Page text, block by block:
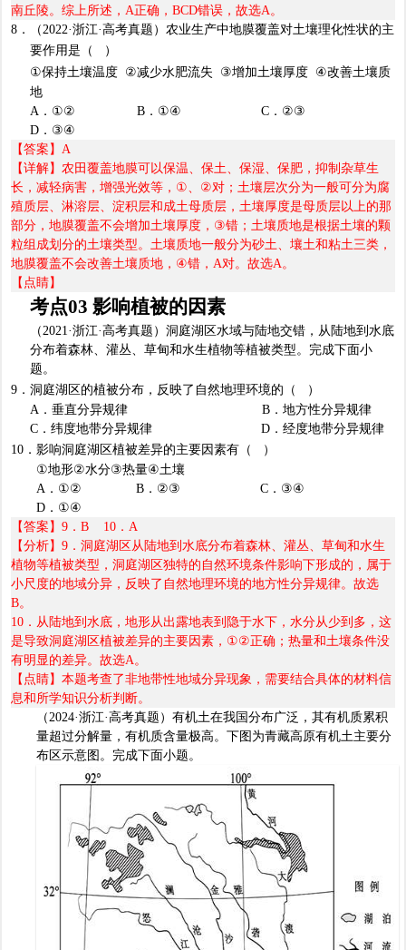
南丘陵。综上所述，A正确，BCD错误，故选A。
8 ．（2022·浙江·高考真题）农业生产中地膜覆盖对土壤理化性状的主
要作用是（
）
①保持土壤温度 ②减少水肥流失 ③增加土壤厚度 ④改善土壤质
地
A ． ①② B ． ①④ C ． ②③
D ． ③④
【答案】A
【详解】农田覆盖地膜可以保温、保土、保湿、保肥，抑制杂草生
长，减轻病害，增强光效等， ①、 ②对；土壤层次分为一般可分为腐
殖质层、淋溶层、淀积层和成土母质层，土壤厚度是母质层以上的那
部分，地膜覆盖不会增加土壤厚度， ③错；土壤质地是根据土壤的颗
粒组成划分的土壤类型。土壤质地一般分为砂土、壤土和粘土三类，
地膜覆盖不会改善土壤质地， ④错，A对。故选A。
【点睛】
考点03影响植被的因素
（2021·浙江·高考真题）洞庭湖区水域与陆地交错，从陆地到水底
分布着森林、灌丛、草甸和水生植物等植被类型。完成下面小
题。
9 ．洞庭湖区的植被分布，反映了自然地理环境的（
）
A ．垂直分异规律 B ．地方性分异规律
C ．纬度地带分异规律 D ．经度地带分异规律
10 ．影响洞庭湖区植被差异的主要因素有（
）
①地形②水分③热量④土壤
A ． ①② B ． ②③ C ． ③④
D ． ①④
【答案】9 ．B 10 ．A
【分析】9 ．洞庭湖区从陆地到水底分布着森林、灌丛、草甸和水生
植物等植被类型，洞庭湖区独特的自然环境条件影响下形成的，属于
小尺度的地域分异，反映了自然地理环境的地方性分异规律。故选
B。
10 ．从陆地到水底，地形从出露地表到隐于水下，水分从少到多，这
是导致洞庭湖区植被差异的主要因素， ①②正确；热量和土壤条件没
有明显的差异。故选A。
【点睛】本题考查了非地带性地域分异现象，需要结合具体的材料信
息和所学知识分析判断。
（2024·浙江·高考真题）有机土在我国分布广泛，其有机质累积
量超过分解量，有机质含量极高。下图为青藏高原有机土主要分
布区示意图。完成下面小题。